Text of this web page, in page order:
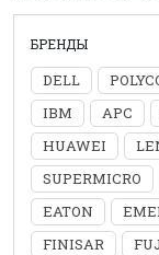
БРЕНДЫ
DELL
IBM
APC
HUAWEI
SUPERMICRO
EATON
FINISAR